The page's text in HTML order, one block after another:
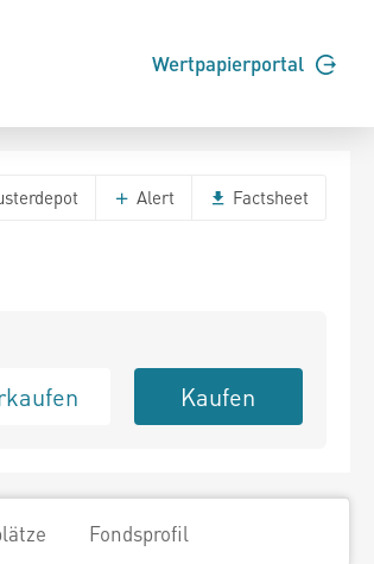
Wertpapierportal
Alert Factsheet
Kaufen
Fondsprofil